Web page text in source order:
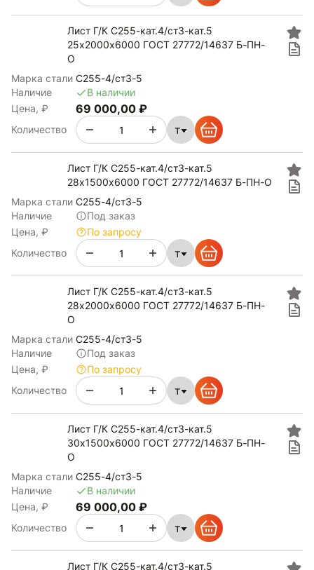
Лист Г/К С255-кат.4/ст3-кат.5
25х2000х6000 ГОСТ 27772/14637 Б-ПН-
О
Марка стали С255-4/ст3-5
Наличие
В наличии
Цена, ₽
69 000,00 ₽
Количество т
Лист Г/К С255-кат.4/ст3-кат.5
28х1500х6000 ГОСТ 27772/14637 Б-ПН-О
Марка стали С255-4/ст3-5
Наличие
Под заказ
Цена, ₽
По запросу
Количество
т
Лист Г/К С255-кат.4/ст3-кат.5
28х2000х6000 ГОСТ 27772/14637 Б-ПН-
О
Марка стали С255-4/ст3-5
Наличие
Под заказ
Цена, ₽
По запросу
Количество
т
Лист Г/К С255-кат.4/ст3-кат.5
30х1500х6000 ГОСТ 27772/14637 Б-ПН-
О
Марка стали С255-4/ст3-5
Наличие
В наличии
Цена, ₽
69 000,00 ₽
Количество т
Лист Г/К С255-кат.4/ст3-кат.5